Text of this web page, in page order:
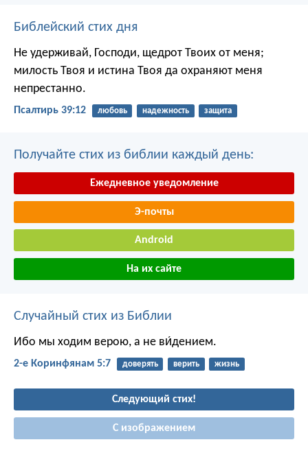
Библейский стих дня
Не удерживай, Господи, щедрот Твоих от меня;
милость Твоя и истина Твоя да охраняют меня
непрестанно.
Псалтирь 39:12 любовь надежность защита
Получайте стих из библии каждый день:
Ежедневное уведомление
Э-почты
Android
На их сайте
Случайный стих из Библии
Ибо мы ходим верою, а не ви́дением.
2-е Коринфянам 5:7 доверять верить жизнь
Следующий стих!
С изображением